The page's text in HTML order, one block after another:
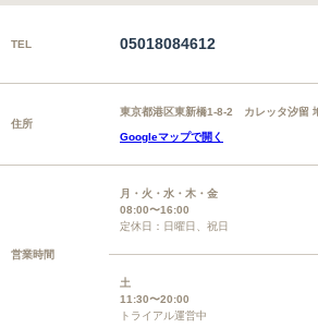
TEL 05018084612
住所
東京都港区東新橋1-8-2 カレッタ汐留
Googleマップで開く
営業時間
月・火・水・木・金
08:00〜16:00
定休日：日曜日、祝日
土
11:30〜20:00
トライアル運営中